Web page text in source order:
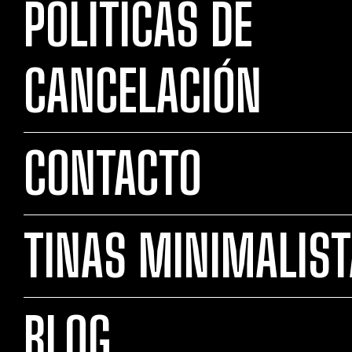
POLÍTICAS DE
CANCELACIÓN
CONTACTO
TINAS
BLOG